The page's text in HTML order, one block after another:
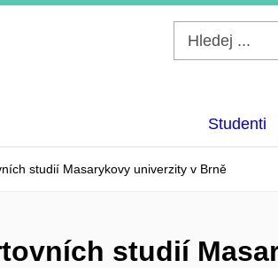
Studenti
studií Masarykovy univerzity v Brně
studií